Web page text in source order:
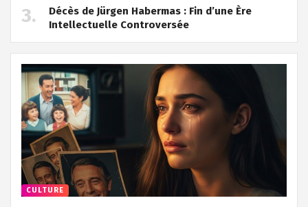
Décès de Jürgen Habermas : Fin d’une Ère
Intellectuelle Controversée
CULTURE